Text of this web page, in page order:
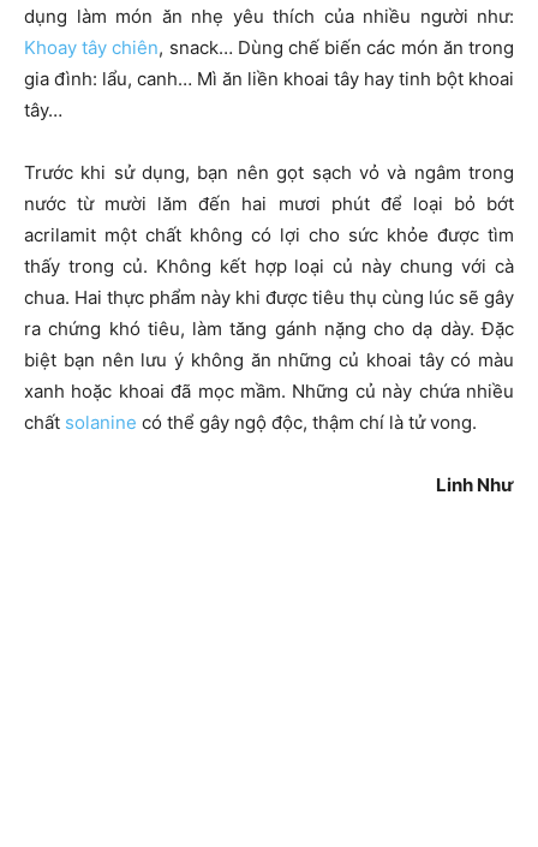
dụng làm món ăn nhẹ yêu thích của nhiều người như:
Khoay tây chiên, snack… Dùng chế biến các món ăn trong
gia đình: lẩu, canh… Mì ăn liền khoai tây hay tinh bột khoai
tây…
Trước khi sử dụng, bạn nên gọt sạch vỏ và ngâm trong
nước từ mười lăm đến hai mươi phút để loại bỏ bớt
acrilamit một chất không có lợi cho sức khỏe được tìm
thấy trong củ. Không kết hợp loại củ này chung với cà
chua. Hai thực phẩm này khi được tiêu thụ cùng lúc sẽ gây
ra chứng khó tiêu, làm tăng gánh nặng cho dạ dày. Đặc
biệt bạn nên lưu ý không ăn những củ khoai tây có màu
xanh hoặc khoai đã mọc mầm. Những củ này chứa nhiều
chất solanine có thể gây ngộ độc, thậm chí là tử vong.
Linh Như